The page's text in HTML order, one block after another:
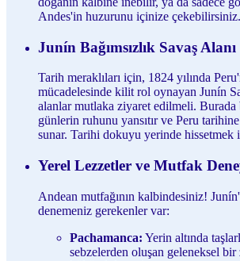
Andes'in huzurunu içinize çekebilirsiniz.
Junín Bağımsızlık Savaş Alanı
Tarih meraklıları için, 1824 yılında
mücadelesinde kilit rol oynayan Junín
alanlar mutlaka ziyaret edilmeli. Burada
günlerin ruhunu yansıtır ve Peru
sunar. Tarihi dokuyu yerinde hissetmek
Yerel Lezzetler ve Mutfak
Andean mutfağının kalbindesiniz!
denemeniz gerekenler var:
Pachamanca: Yerin altında
sebzelerden oluşan geleneksel